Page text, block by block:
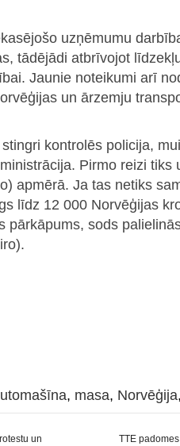
uzņēmumu
tādējādi atbrīvojot
Jaunie noteikumi arī
un ārzemju
kontrolēs policija,
Pirmo reizi tiks
apmērā. Ja tas netiks
līdz 12 000 Norvēģijas
pārkāpums, sods
, masa, Norvēģija
un
TTE